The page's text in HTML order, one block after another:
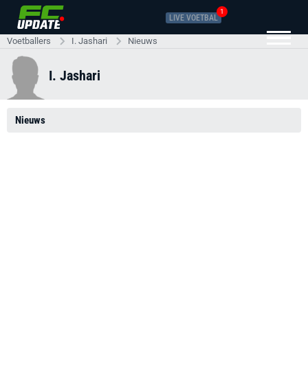
LIVE VOETBAL
1
Voetballers I. Jashari Nieuws
I. Jashari
Nieuws